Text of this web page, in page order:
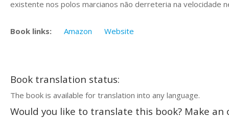
existente nos polos marcianos não derreteria na velocidade
Book links: Amazon Website
Book translation status:
The book is available for translation into any language.
Would you like to translate this book? Make